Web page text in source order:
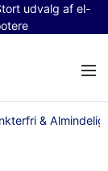
udvalg af el-
&